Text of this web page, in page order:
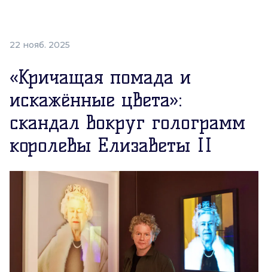
22 нояб. 2025
«Кричащая помада и
искажённые цвета»:
скандал вокруг голограмм
королевы Елизаветы II